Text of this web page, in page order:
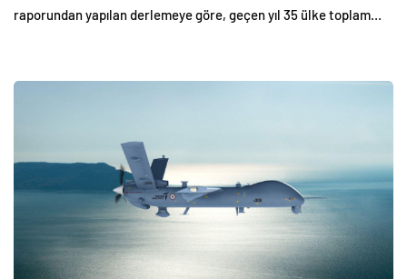
raporundan yapılan derlemeye göre, geçen yıl 35 ülke toplam…